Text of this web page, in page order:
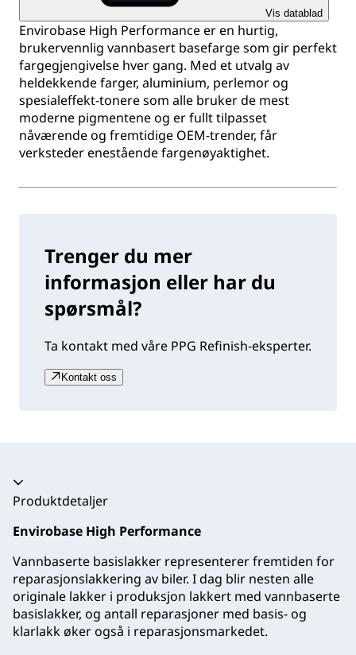
Vis datablad
Envirobase High Performance er en hurtig,
brukervennlig vannbasert basefarge som gir perfekt
fargegjengivelse hver gang. Med et utvalg av
heldekkende farger, aluminium, perlemor og
spesialeffekt-tonere som alle bruker de mest
moderne pigmentene og er fullt tilpasset
nåværende og fremtidige OEM-trender, får
verksteder enestående fargenøyaktighet.
Trenger du mer
informasjon eller har du
spørsmål?
Ta kontakt med våre PPG Refinish-eksperter.
Kontakt oss
Trekkspill kollapset
Produktdetaljer
Envirobase High Performance
Vannbaserte basislakker representerer fremtiden for
reparasjonslakkering av biler. I dag blir nesten alle
originale lakker i produksjon lakkert med vannbaserte
basislakker, og antall reparasjoner med basis- og
klarlakk øker også i reparasjonsmarkedet.